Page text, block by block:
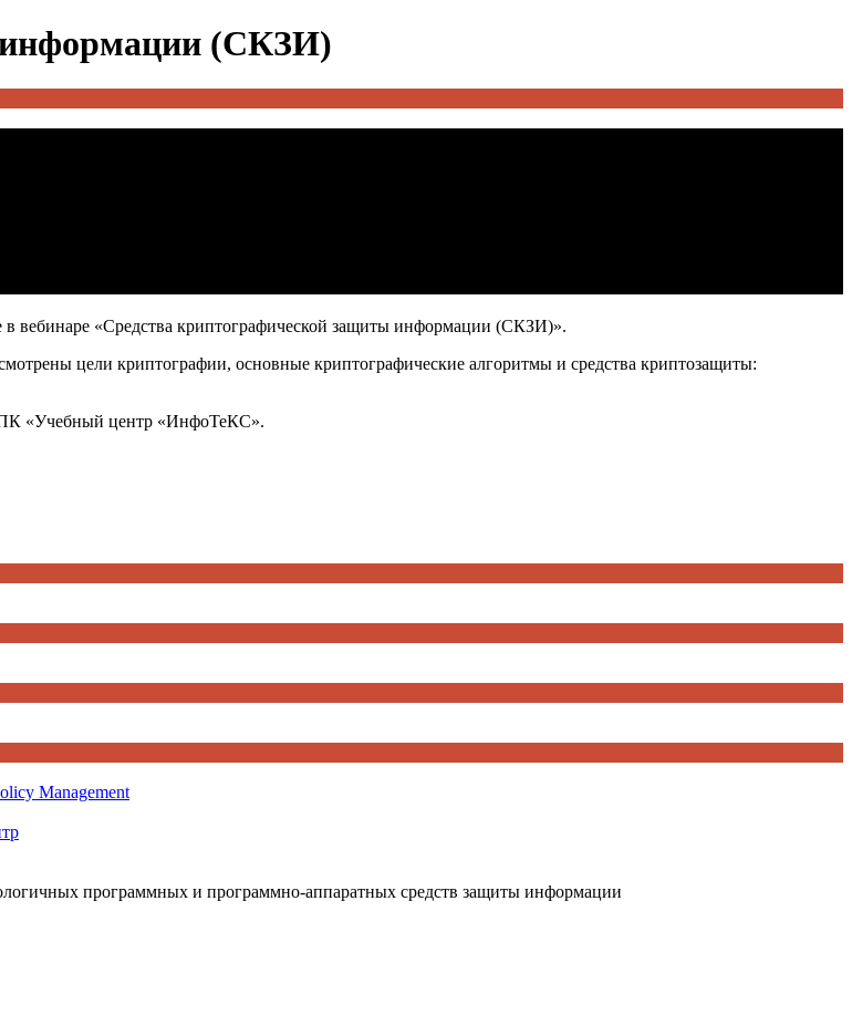
информации (СКЗИ)
в вебинаре «Средства криптографической защиты информации (СКЗИ)».
цели криптографии, основные криптографические алгоритмы и средства криптозащиты:
«Учебный центр «ИнфоТеКС».
Management
программных и программно-аппаратных средств защиты информации